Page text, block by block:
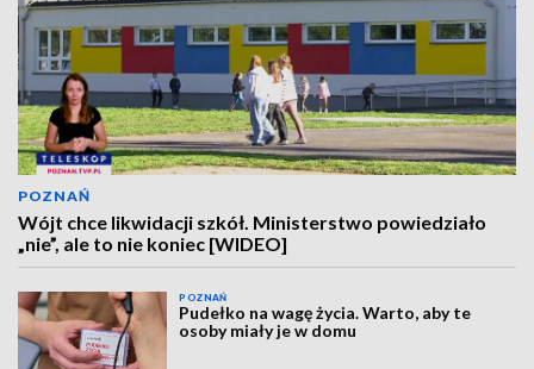
POZNAŃ
Wójt chce likwidacji szkół. Ministerstwo powiedziało
„nie”, ale to nie koniec [WIDEO]
POZNAŃ
Pudełko na wagę życia. Warto, aby te
osoby miały je w domu